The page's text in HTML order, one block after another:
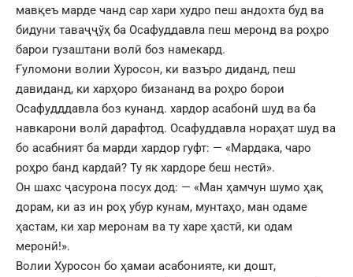
мавқеъ марде чанд сар хари худро пеш андохта буд ва
бидуни таваҷҷўҳ ба Осафуддавла пеш меронд ва роҳро
барои гузаштани волӣ боз намекард.
Ғуломони волии Хуросон, ки вазъро диданд, пеш
давиданд, ки харҳоро бизананд ва роҳро борои
Осафудддавла боз кунанд. хардор асабонӣ шуд ва ба
навкарони волӣ дарафтод. Осафуддавла нораҳат шуд ва
бо асабният ба марди хардор гуфт: — «Мардака, чаро
роҳро банд кардаӣ? Ту як хардоре беш нестӣ».
Он шахс ҷасурона посух дод: — «Ман ҳамчун шумо ҳақ
дорам, ки аз ин роҳ убур кунам, мунтаҳо, ман одаме
ҳастам, ки хар меронам ва ту харе ҳастӣ, ки одам
меронӣ!».
Волии Хуросон бо ҳамаи асабонияте, ки дошт,